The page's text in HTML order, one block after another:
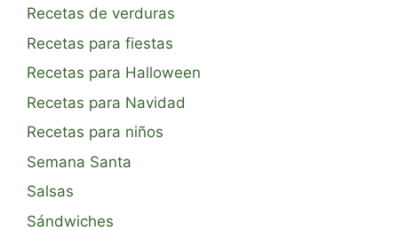
Recetas de verduras
Recetas para fiestas
Recetas para Halloween
Recetas para Navidad
Recetas para niños
Semana Santa
Salsas
Sándwiches